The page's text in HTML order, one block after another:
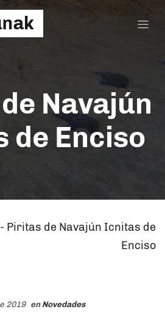
Navajún
de Enciso
- Piritas de Navajún Icnitas de
Enciso
2019 enNovedades